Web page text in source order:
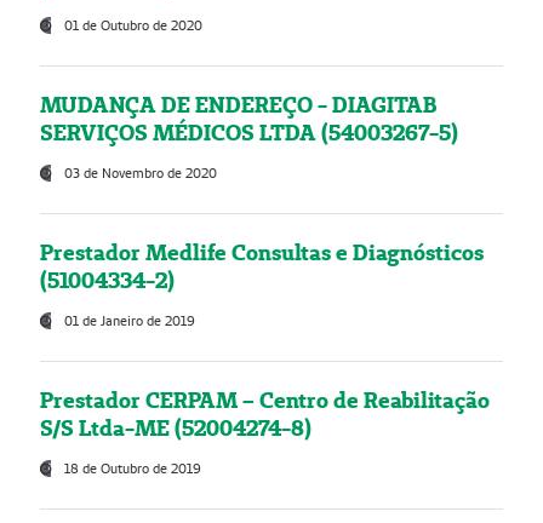
01 de Outubro de 2020
MUDANÇA DE ENDEREÇO - DIAGITAB
SERVIÇOS MÉDICOS LTDA (54003267-5)
03 de Novembro de 2020
Prestador Medlife Consultas e Diagnósticos
(51004334-2)
01 de Janeiro de 2019
Prestador CERPAM – Centro de Reabilitação
S/S Ltda-ME (52004274-8)
18 de Outubro de 2019